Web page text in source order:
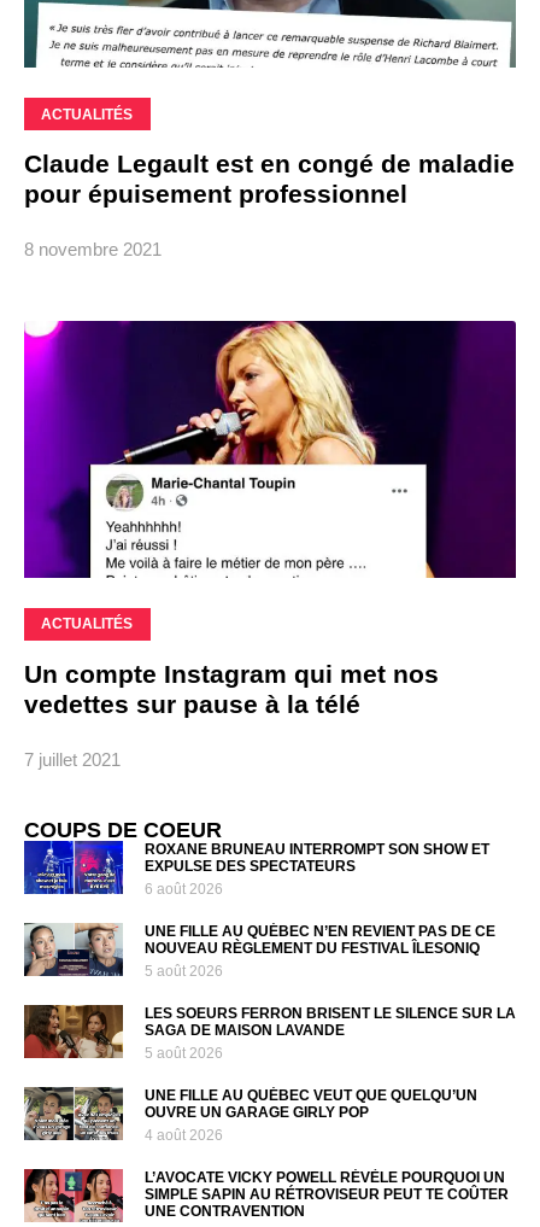
ACTUALITÉS
Claude Legault est en congé de maladie
pour épuisement professionnel
8 novembre 2021
ACTUALITÉS
Un compte Instagram qui met nos
vedettes sur pause à la télé
7 juillet 2021
COUPS DE COEUR
ROXANE BRUNEAU INTERROMPT SON SHOW ET
EXPULSE DES SPECTATEURS
6 août 2026
UNE FILLE AU QUÉBEC N’EN REVIENT PAS DE CE
NOUVEAU RÈGLEMENT DU FESTIVAL ÎLESONIQ
5 août 2026
LES SOEURS FERRON BRISENT LE SILENCE SUR LA
SAGA DE MAISON LAVANDE
5 août 2026
UNE FILLE AU QUÉBEC VEUT QUE QUELQU’UN
OUVRE UN GARAGE GIRLY POP
4 août 2026
L’AVOCATE VICKY POWELL RÉVÈLE POURQUOI UN
SIMPLE SAPIN AU RÉTROVISEUR PEUT TE COÛTER
UNE CONTRAVENTION